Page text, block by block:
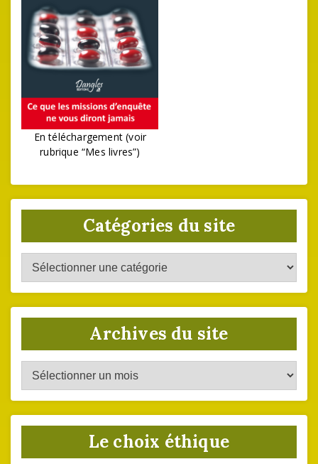
En téléchargement (voir
rubrique “Mes livres”)
Catégories du site
Catégories
du
site
Archives du site
Archives
du
site
Le choix éthique